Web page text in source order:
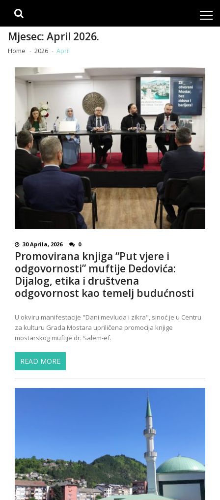
Mjesec:April 2026.
Home 2026 April
30 Aprila, 2026 0
Promovirana knjiga “Put vjere i
odgovornosti” muftije Dedovića:
Dijalog, etika i društvena
odgovornost kao temelj budućnosti
U okviru manifestacije "Dani mevluda i zikra", sinoć je u Centru
za kulturu Grada Mostara upriličena promocija knjige
mostarskog muftije dr. Salem-ef.
READ MORE